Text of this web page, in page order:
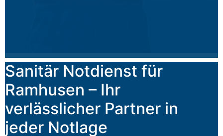
Sanitär Notdienst für
Ramhusen – Ihr
verlässlicher Partner in
jeder Notlage